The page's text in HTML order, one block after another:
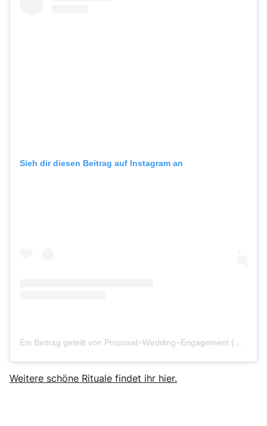
Sieh dir diesen Beitrag auf Instagram an
Ein Beitrag geteilt von Proposal~Wedding~Engagement (@she_saidyes)
Weitere schöne Rituale findet ihr hier.